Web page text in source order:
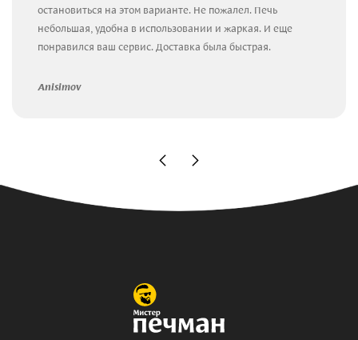
остановиться на этом варианте. Не пожалел. Печь
небольшая, удобна в использовании и жаркая. И еще
понравился ваш сервис. Доставка была быстрая.
Anisimov